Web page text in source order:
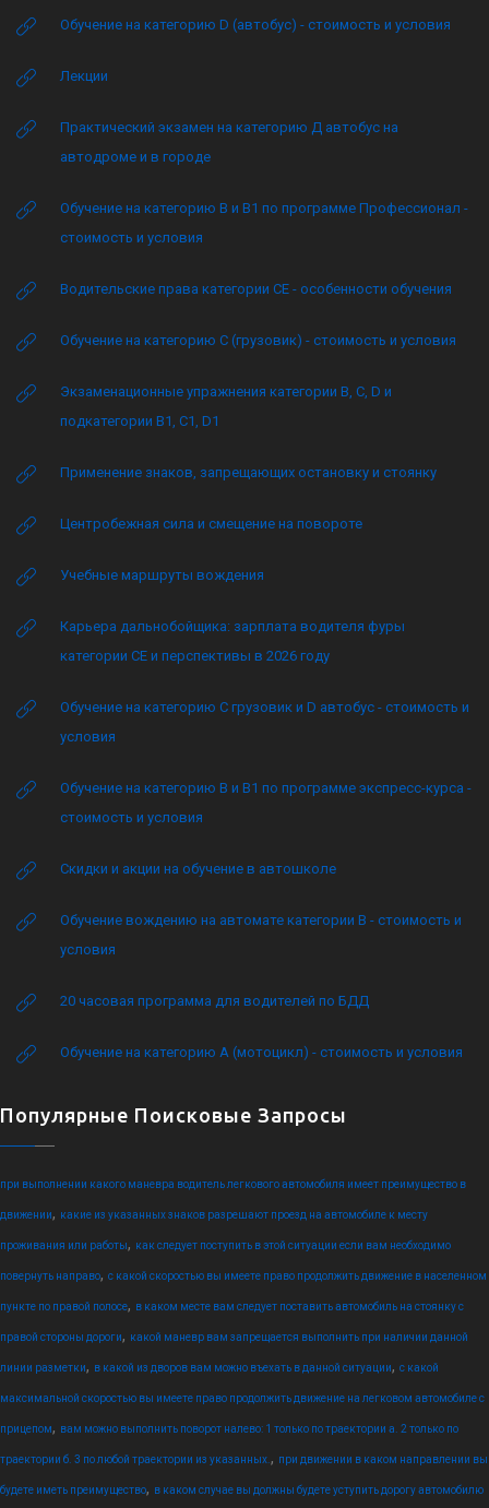
Обучение на категорию D (автобус) - стоимость и условия
Лекции
Практический экзамен на категорию Д автобус на
автодроме и в городе
Обучение на категорию B и B1 по программе Профессионал -
стоимость и условия
Водительские права категории CE - особенности обучения
Обучение на категорию C (грузовик) - стоимость и условия
Экзаменационные упражнения категории B, C, D и
подкатегории B1, C1, D1
Применение знаков, запрещающих остановку и стоянку
Центробежная сила и смещение на повороте
Учебные маршруты вождения
Карьера дальнобойщика: зарплата водителя фуры
категории CE и перспективы в 2026 году
Обучение на категорию C грузовик и D автобус - стоимость и
условия
Обучение на категорию B и B1 по программе экспресс-курса -
стоимость и условия
Скидки и акции на обучение в автошколе
Обучение вождению на автомате категории B - стоимость и
условия
20 часовая программа для водителей по БДД
Обучение на категорию А (мотоцикл) - стоимость и условия
Популярные Поисковые Запросы
при выполнении какого маневра водитель легкового автомобиля имеет преимущество в
движении, какие из указанных знаков разрешают проезд на автомобиле к месту
проживания или работы, как следует поступить в этой ситуации если вам необходимо
повернуть направо, с какой скоростью вы имеете право продолжить движение в населенном
пункте по правой полосе, в каком месте вам следует поставить автомобиль на стоянку с
правой стороны дороги, какой маневр вам запрещается выполнить при наличии данной
линии разметки, в какой из дворов вам можно въехать в данной ситуации, с какой
максимальной скоростью вы имеете право продолжить движение на легковом автомобиле с
прицепом, вам можно выполнить поворот налево: 1 только по траектории а. 2 только по
траектории б. 3 по любой траектории из указанных. , при движении в каком направлении вы
будете иметь преимущество, в каком случае вы должны будете уступить дорогу автомобилю